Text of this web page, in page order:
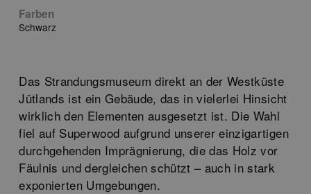
Farben
Schwarz
Das Strandungsmuseum direkt an der Westküste
Jütlands ist ein Gebäude, das in vielerlei Hinsicht
wirklich den Elementen ausgesetzt ist. Die Wahl
fiel auf Superwood aufgrund unserer einzigartigen
durchgehenden Imprägnierung, die das Holz vor
Fäulnis und dergleichen schützt – auch in stark
exponierten Umgebungen.